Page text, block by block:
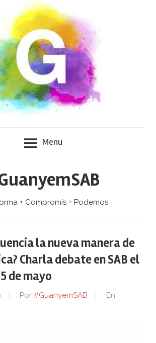
Menu
+ Compromís + Podemos
la nueva manera de
Charla debate en SAB el
de mayo
Por #GuanyemSAB
En